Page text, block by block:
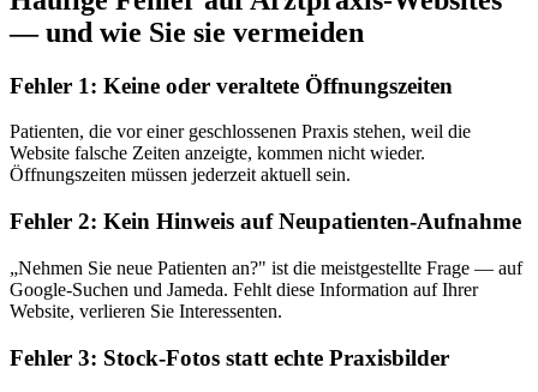
— und wie Sie sie vermeiden
Fehler 1: Keine oder veraltete Öffnungszeiten
Patienten, die vor einer geschlossenen Praxis stehen, weil die
Website falsche Zeiten anzeigte, kommen nicht wieder.
Öffnungszeiten müssen jederzeit aktuell sein.
Fehler 2: Kein Hinweis auf Neupatienten-Aufnahme
„Nehmen Sie neue Patienten an?" ist die meistgestellte Frage — auf
Google-Suchen und Jameda. Fehlt diese Information auf Ihrer
Website, verlieren Sie Interessenten.
Fehler 3: Stock-Fotos statt echte Praxisbilder